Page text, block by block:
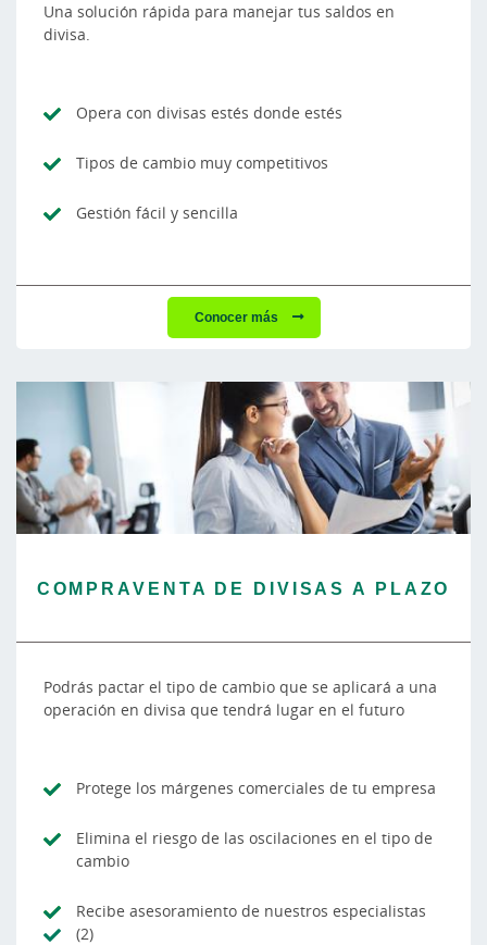
Una solución rápida para manejar tus saldos en
divisa.
Opera con divisas estés donde estés
Tipos de cambio muy competitivos
Gestión fácil y sencilla
Conocer más
COMPRAVENTA DE DIVISAS A PLAZO
Podrás pactar el tipo de cambio que se aplicará a una
operación en divisa que tendrá lugar en el futuro
Protege los márgenes comerciales de tu empresa
Elimina el riesgo de las oscilaciones en el tipo de
cambio
Recibe asesoramiento de nuestros especialistas
(2)